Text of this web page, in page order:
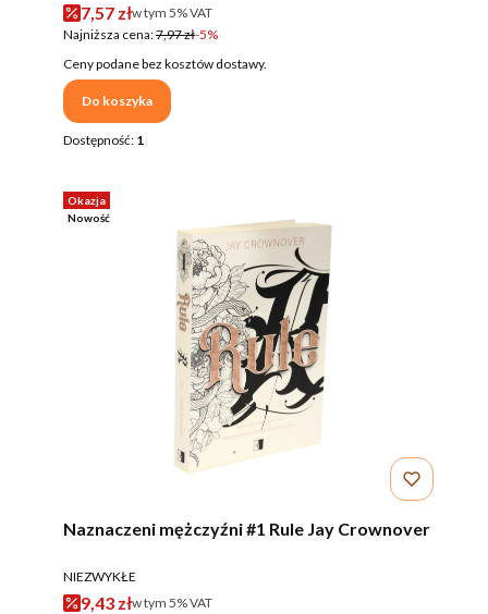
Cena promocyjna brutto
7,57 złw tym %s VAT
w tym 5%VAT
Najniższa cena:7,97 zł-5%
Ceny podane bez kosztów dostawy.
Do koszyka
Dostępność: 1
Okazja
Nowość
Naznaczeni mężczyźni #1 Rule Jay Crownover
PRODUCENT
NIEZWYKŁE
Cena promocyjna brutto
9,43 złw tym %s VAT
w tym 5%VAT